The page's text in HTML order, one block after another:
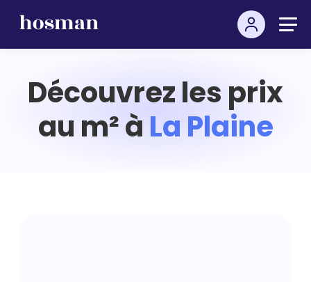
Découvrez les prix
au m² à La Plaine